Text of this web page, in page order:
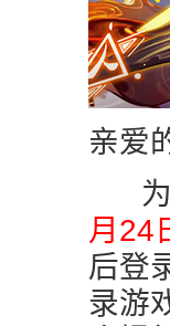
亲爱
为
月24
后登
录游